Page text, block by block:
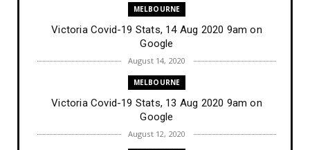
MELBOURNE
Victoria Covid-19 Stats, 14 Aug 2020 9am on
Google
August 14, 2020
MELBOURNE
Victoria Covid-19 Stats, 13 Aug 2020 9am on
Google
August 12, 2020